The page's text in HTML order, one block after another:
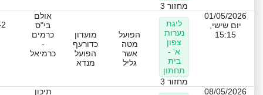
מחזור 3
01/05/2026
יום שישי,
15:15
ליגת
נערות
צפון
א' -
בית
תחתון
מחזור 3
הפועל
מטה
אשר
גליל
מועדון
כדורעף
הפועל
מנדא
אולם
בי"ס
כרמים
-
כרמיאל
08/05/2026
תיכון